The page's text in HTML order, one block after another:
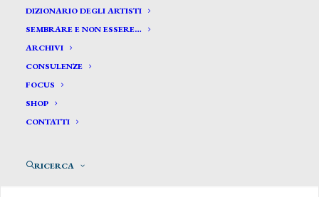
DIZIONARIO DEGLI ARTISTI
SEMBRARE E NON ESSERE…
ARCHIVI
CONSULENZE
FOCUS
SHOP
CONTATTI
RICERCA
Bianchi Amedeo